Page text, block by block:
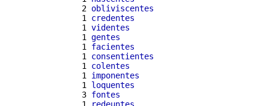
  2
obliviscentes
  1
credentes
  1
videntes
  1
gentes
  1
facientes
  1
consentientes
  1
colentes
  1
imponentes
  1
loquentes
  3
fontes